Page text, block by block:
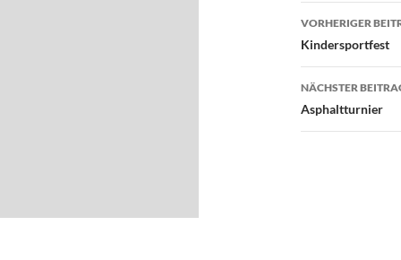
VORHERIGER
Kindersportfest
NÄCHSTER
Asphaltturnier